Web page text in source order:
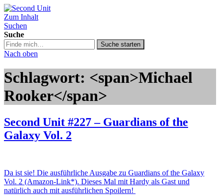
Second Unit
Zum Inhalt
Suchen
Suche
Suche
in
podcast.de/
Suche starten
Nach oben
Schlagwort: <span>Michael
Rooker</span>
Second Unit #227 – Guardians of the
Galaxy Vol. 2
Da ist sie! Die ausführliche Ausgabe zu Guardians of the Galaxy
Vol. 2 (Amazon-Link*). Dieses Mal mit Hardy als Gast und
natürlich auch mit ausführlichen Spoilern!